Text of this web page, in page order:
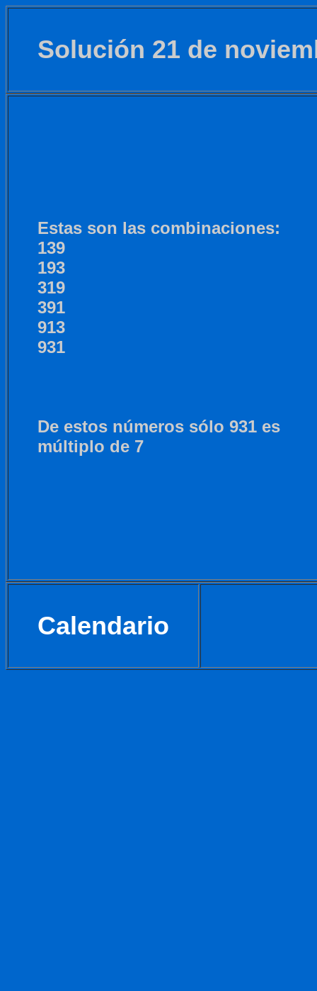
Solución 21 de
Estas son las combinaciones:
139
193
319
391
913
931
De estos números sólo 931 es
múltiplo de 7
Calendario